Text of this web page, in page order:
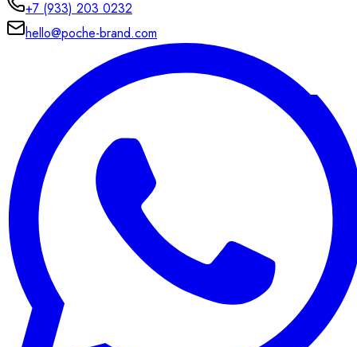
+7 (933) 203 0232
hello@poche-brand.com